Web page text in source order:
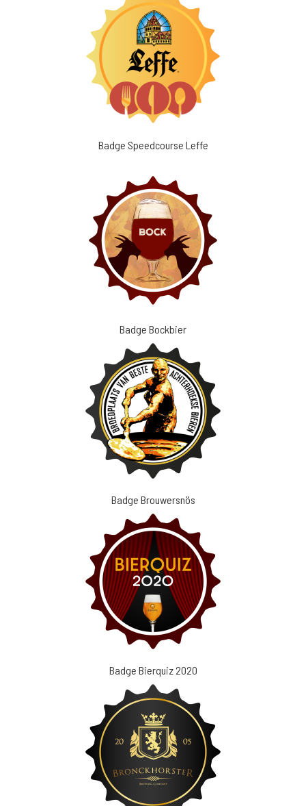
Badge Speedcourse Leffe
Badge Bockbier
Badge Brouwersnös
Badge Bierquiz 2020